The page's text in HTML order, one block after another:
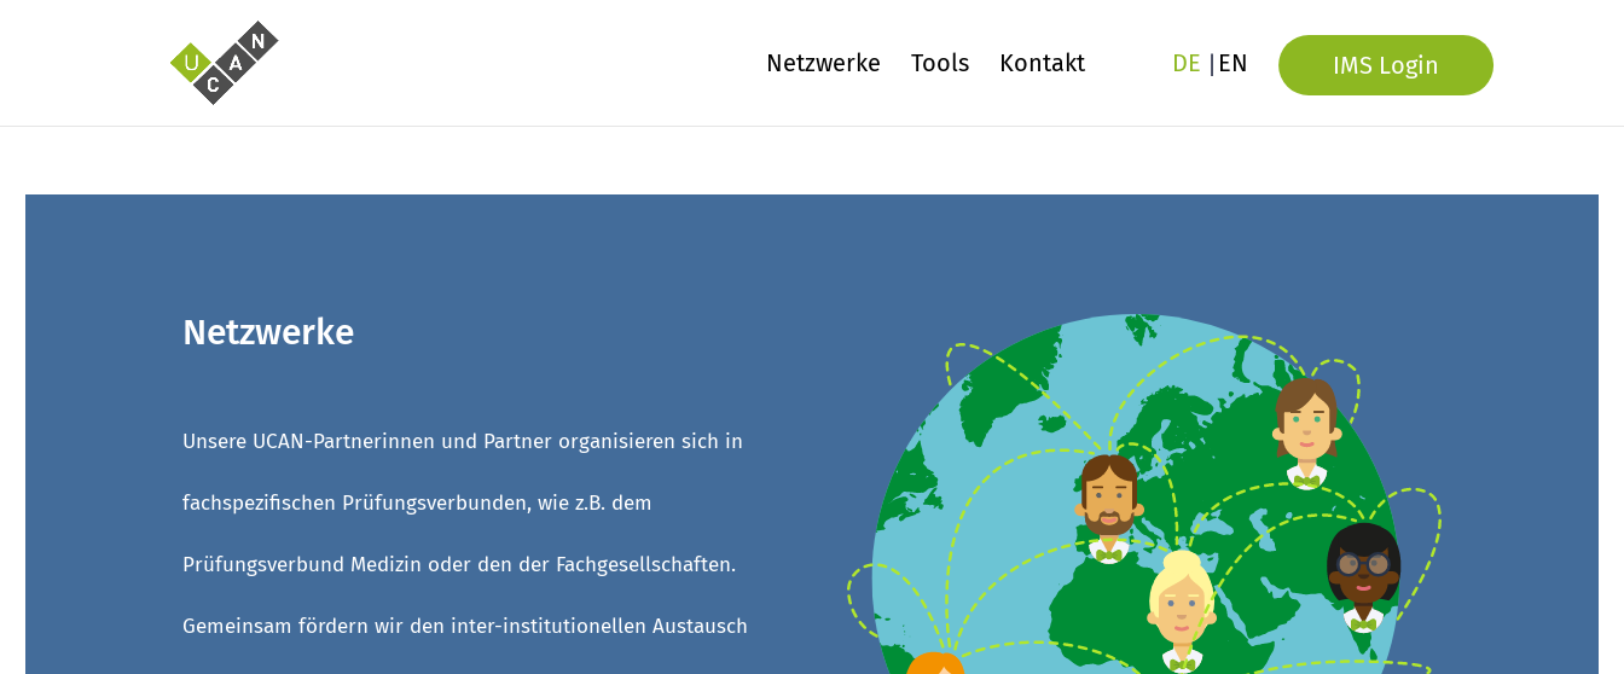
Netzwerke Tools Kontakt IMS Login
DE EN
Netzwerke
Unsere UCAN-Partnerinnen und Partner organisieren sich in
fachspezifischen Prüfungsverbunden, wie z.B. dem
Prüfungsverbund Medizin oder den der Fachgesellschaften.
Gemeinsam fördern wir den inter-institutionellen Austausch